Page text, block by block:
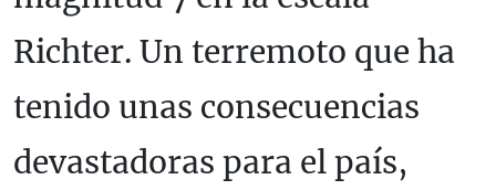
Richter. Un terremoto que ha
tenido unas consecuencias
devastadoras para el país,